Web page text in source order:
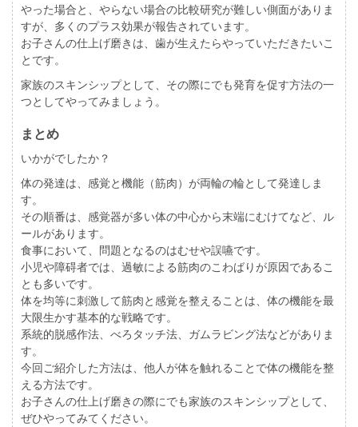
やった場合と、やらない場合の比較研究が難しい側面がありま
すが、多くのプラス効果が報告されています。
お子さんの仕上げ磨きは、歯が生えたらやっていただきたいこ
とです。
家族のスキンシップとして、その際にでも発育を促す方法の一
つとしてやってみましょう。
まとめ
いかがでしたか？
体の発達は、感覚と機能（筋肉）が両輪の輪として発達しま
す。
その順番は、感覚器が多い体の中心から末端にむけてなど、ル
ールがあります。
食事において、問題となるのはむせや誤嚥です。
小児や障碍者では、過敏による筋肉のこわばりが原因であるこ
とも多いです。
体を均等に刺激して筋肉と感覚を整えることは、体の機能を最
大限生かす基本的な戦略です。
系統的脱感作法、べろタッチ法、ガムラビング法などがありま
す。
今回ご紹介した方法は、他人が体を触れることで体の機能を整
える方法です。
お子さんの仕上げ磨きの際にでも家族のスキンシップとして、
ぜひやってみてください。